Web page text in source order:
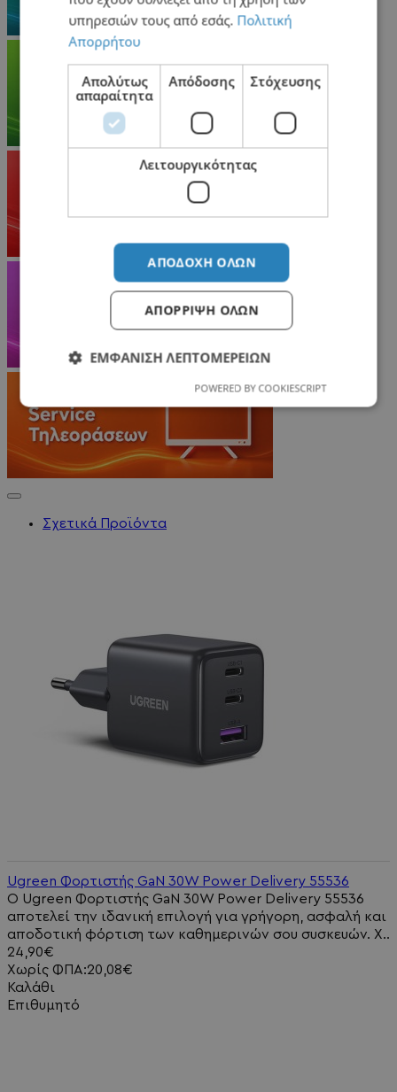
Σχετικά Προϊόντα
Ugreen Φορτιστής GaN 30W Power Delivery 55536
Ο Ugreen Φορτιστής GaN 30W Power Delivery 55536
αποτελεί την ιδανική επιλογή για γρήγορη, ασφαλή και
αποδοτική φόρτιση των καθημερινών σου συσκευών. Χ..
24,90€
Χωρίς ΦΠΑ:20,08€
Καλάθι
Επιθυμητό
υπηρεσιών τους από εσάς. Πολιτική
Απορρήτου
Απολύτως
απαραίτητα
Απόδοσης Στόχευσης
Λειτουργικότητας
ΑΠΟΔΟΧΉ ΌΛΩΝ
ΑΠΌΡΡΙΨΗ ΌΛΩΝ
ΕΜΦΆΝΙΣΗ ΛΕΠΤΟΜΕΡΕΙΏΝ
POWERED BY COOKIESCRIPT